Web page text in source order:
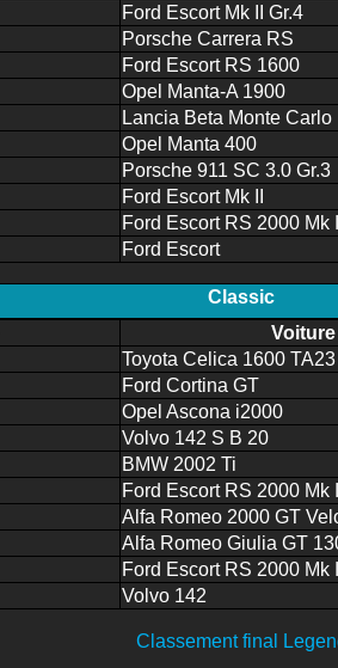
Ford Escort Mk II Gr.4
Porsche Carrera RS
Ford Escort RS 1600
Opel Manta-A 1900
Lancia Beta Monte Carlo
Opel Manta 400
Porsche 911 SC 3.0 Gr.3
Ford Escort Mk II
Ford Escort RS 2000 Mk II
Ford Escort
Classic
Voiture
Toyota Celica 1600 TA23
Ford Cortina GT
Opel Ascona i2000
Volvo 142 S B 20
BMW 2002 Ti
Ford Escort RS 2000 Mk I
Alfa Romeo 2000 GT
Alfa Romeo Giulia GT
Ford Escort RS 2000 Mk I
Volvo 142
Classement final